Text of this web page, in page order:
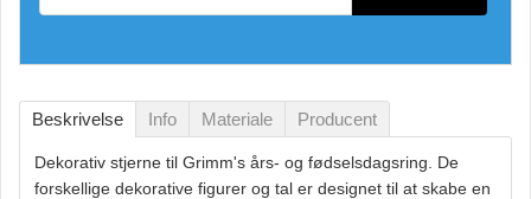
Beskrivelse Info Materiale Producent
Dekorativ stjerne til Grimm's års- og fødselsdagsring. De
forskellige dekorative figurer og tal er designet til at skabe en